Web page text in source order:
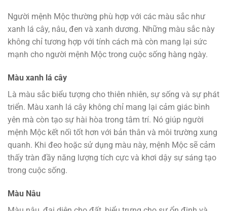
Người mệnh Mộc thường phù hợp với các màu sắc như
xanh lá cây, nâu, đen và xanh dương. Những màu sắc này
không chỉ tương hợp với tính cách mà còn mang lại sức
mạnh cho người mệnh Mộc trong cuộc sống hàng ngày.
Màu xanh lá cây
Là màu sắc biểu tượng cho thiên nhiên, sự sống và sự phát
triển. Màu xanh lá cây không chỉ mang lại cảm giác bình
yên mà còn tạo sự hài hòa trong tâm trí. Nó giúp người
mệnh Mộc kết nối tốt hơn với bản thân và môi trường xung
quanh. Khi đeo hoặc sử dụng màu này, mệnh Mộc sẽ cảm
thấy tràn đầy năng lượng tích cực và khơi dậy sự sáng tạo
trong cuộc sống.
Màu Nâu